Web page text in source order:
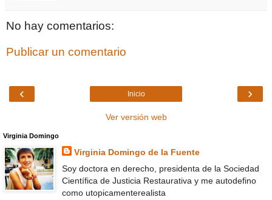
No hay comentarios:
Publicar un comentario
‹ ›
Inicio
Ver versión web
Virginia Domingo
Virginia Domingo de la Fuente
Soy doctora en derecho, presidenta de la Sociedad
Científica de Justicia Restaurativa y me autodefino
como utopicamenterealista